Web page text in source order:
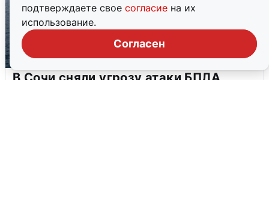
подтверждаете свое согласие на их
использование.
Согласен
В Сочи сняли угрозу атаки БПЛА,